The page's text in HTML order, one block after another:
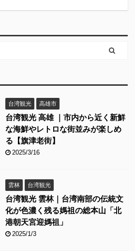
台湾観光 高雄市
台湾観光 高雄 ｜市内から近く新鮮
な海鮮やレトロな街並みが楽しめ
る【旗津老街】
2025/3/16
雲林 台湾観光
台湾観光 雲林｜台湾南部の伝統文
化が色濃く残る媽祖の総本山「北
港朝天宮迎媽祖」
2025/1/3